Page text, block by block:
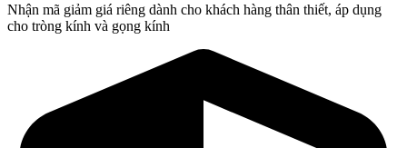
Nhận mã giảm giá riêng dành cho khách hàng thân thiết, áp dụng
cho tròng kính và gọng kính